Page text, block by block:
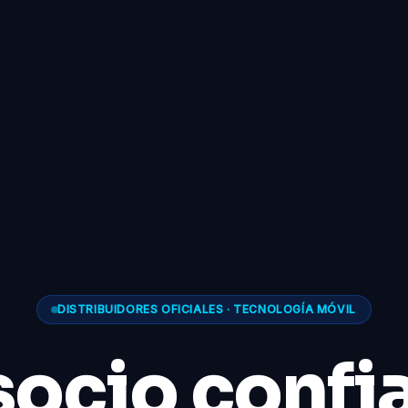
DISTRIBUIDORES OFICIALES · TECNOLOGÍA MÓVIL